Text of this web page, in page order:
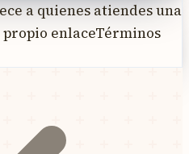
a quienes atiendes una
enlaceTérminos